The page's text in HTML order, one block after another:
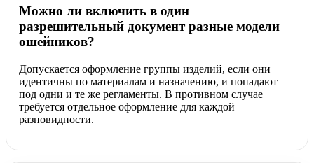
Можно ли включить в один
разрешительный документ разные модели
ошейников?
Допускается оформление группы изделий, если они
идентичны по материалам и назначению, и попадают
под одни и те же регламенты. В противном случае
требуется отдельное оформление для каждой
разновидности.